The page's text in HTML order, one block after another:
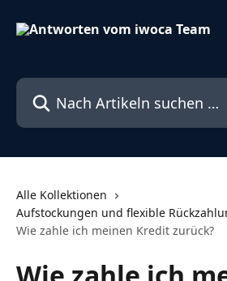
Nach Artikeln suchen …
Alle Kollektionen
Aufstockungen und flexible
Wie zahle ich meinen Kredit zurück?